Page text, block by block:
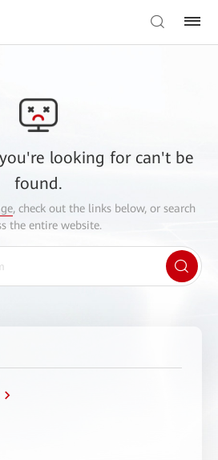
looking for can't be
found.
, check out the links below, or search
the entire website.